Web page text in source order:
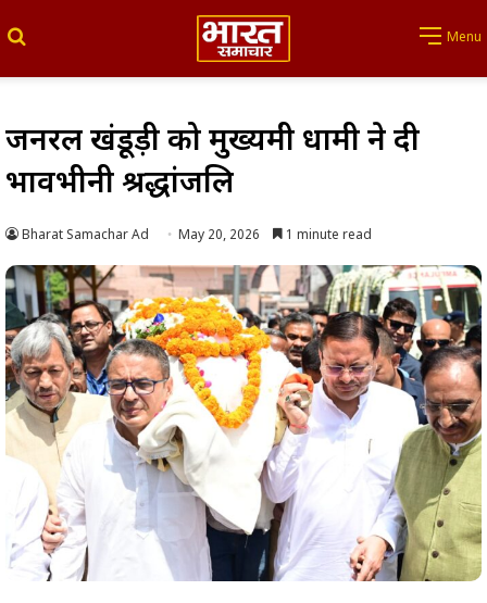
Menu
जनरल खंडूड़ी को मुख्यमंत्री धामी ने दी
भावभीनी श्रद्धांजलि
Bharat Samachar Ad May 20, 2026 1 minute read